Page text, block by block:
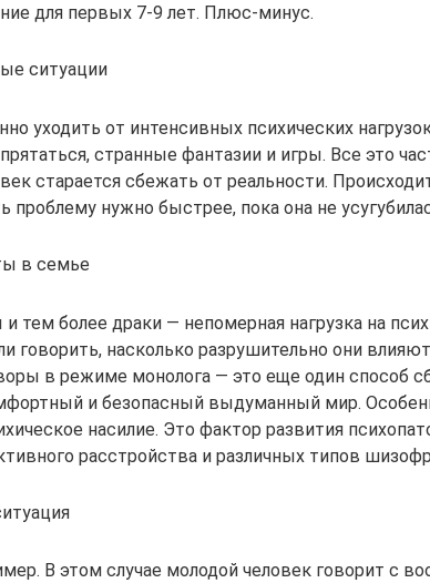
для первых 7-9 лет. Плюс-минус.
ситуации
уходить от интенсивных психических
странные фантазии и игры. Все это
старается сбежать от реальности.
проблему нужно быстрее, пока она не
в семье
и тем более драки — непомерная нагрузка на
говорить, насколько разрушительно они
в режиме монолога — это еще один способ
и безопасный выдуманный мир.
насилие. Это фактор развития
расстройства и различных типов
В этом случае молодой человек говорит с